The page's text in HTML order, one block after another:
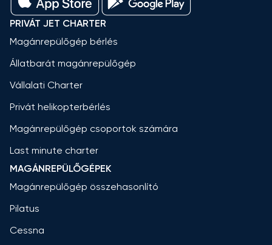
PRIVÁT JET CHARTER
Magánrepülőgép bérlés
Állatbarát magánrepülőgép
Vállalati Charter
Privát helikopterbérlés
Magánrepülőgép csoportok számára
Last minute charter
MAGÁNREPÜLŐGÉPEK
Magánrepülőgép összehasonlító
Pilatus
Cessna